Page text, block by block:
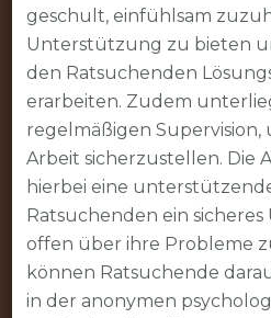
geschult, einfühlsam
Unterstützung zu bieten
den Ratsuchenden
erarbeiten. Zudem
regelmäßigen
Arbeit sicherzustellen. Die
hierbei eine
Ratsuchenden ein
offen über ihre Probleme
können Ratsuchende
in der anonymen